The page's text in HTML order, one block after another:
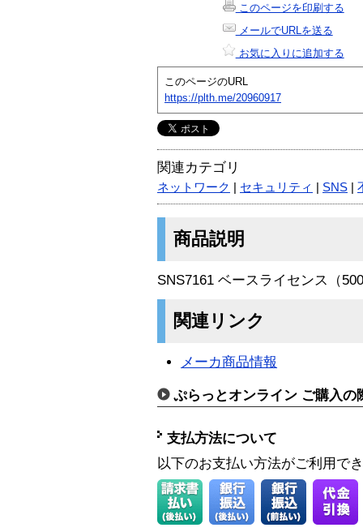
このページを印刷する
メールでURLを送る
お気に入りに追加する
このページのURL
https://plth.me/20960917
関連カテゴリ
ネットワーク セキュリティ SNS
商品説明
SNS7161 ベースライセンス（
関連リンク
メーカ商品情報
ぷらっとオンライン ご購入の
支払方法について
以下のお支払い方法がご利用で